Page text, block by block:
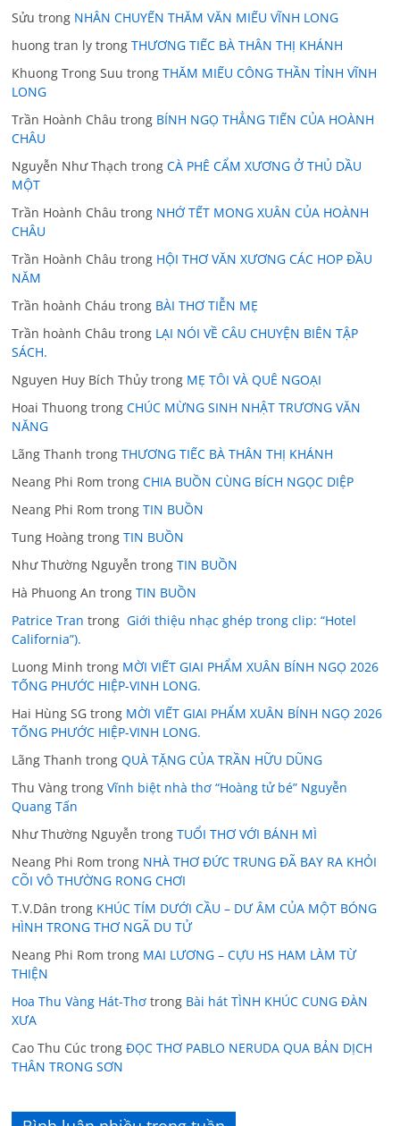
Sửu trong NHÂN CHUYẾN THĂM VĂN MIẾU VĨNH LONG
huong tran ly trongTHƯƠNG TIẾC BÀ THÂN THỊ KHÁNH
Khuong Trong Suu trongTHĂM MIẾU CÔNG THẦN TỈNH VĨNH
LONG
Trần Hoành Châu trong BÍNH NGỌ THẲNG TIẾN CỦA HOÀNH
CHÂU
Nguyễn Như Thạch trongCÀ PHÊ CẨM XƯƠNG Ở THỦ DẦU
MỘT
Trần Hoành Châu trong NHỚ TẾT MONG XUÂN CỦA HOÀNH
CHÂU
Trần Hoành Châu trong HỘI THƠ VĂN XƯƠNG CÁC HOP ĐẦU
NĂM
Trần hoành Cháu trong BÀI THƠ TIỄN MẸ
Trần hoành Châu trong LẠI NÓI VỀ CÂU CHUYỆN BIÊN TẬP
SÁCH.
Nguyen Huy Bích Thủy trong MẸ TÔI VÀ QUÊ NGOẠI
Hoai Thuong trongCHÚC MỪNG SINH NHẬT TRƯƠNG VĂN
NĂNG
Lãng Thanh trongTHƯƠNG TIẾC BÀ THÂN THỊ KHÁNH
Neang Phi Rom trongCHIA BUỒN CÙNG BÍCH NGỌC DIỆP
Neang Phi Rom trongTIN BUỒN
Tung Hoàng trongTIN BUỒN
Như Thường Nguyễn trongTIN BUỒN
Hà Phuong An trongTIN BUỒN
Patrice Tran trong Giới thiệu nhạc ghép trong clip: “Hotel
California”).
Luong Minh trong MỜI VIẾT GIAI PHẨM XUÂN BÍNH NGỌ 2026
TỐNG PHƯỚC HIỆP-VINH LONG.
Hai Hùng SG trong MỜI VIẾT GIAI PHẨM XUÂN BÍNH NGỌ 2026
TỐNG PHƯỚC HIỆP-VINH LONG.
Lãng Thanh trongQUÀ TẶNG CỦA TRẦN HỮU DŨNG
Thu Vàng trongVĩnh biệt nhà thơ “Hoàng tử bé” Nguyễn
Quang Tấn
Như Thường Nguyễn trongTUỔI THƠ VỚI BÁNH MÌ
Neang Phi Rom trong NHÀ THƠ ĐỨC TRUNG ĐÃ BAY RA KHỎI
CÕI VÔ THƯỜNG RONG CHƠI
T.V.Dân trong KHÚC TÍM DƯỚI CẦU – DƯ ÂM CỦA MỘT BÓNG
HÌNH TRONG THƠ NGÃ DU TỬ
Neang Phi Rom trong MAI LƯƠNG – CỰU HS HAM LÀM TỪ
THIỆN
Hoa Thu Vàng Hát-Thơ trong Bài hát TÌNH KHÚC CUNG ĐÀN
XƯA
Cao Thu Cúc trongĐỌC THƠ PABLO NERUDA QUA BẢN DỊCH
THÂN TRONG SƠN